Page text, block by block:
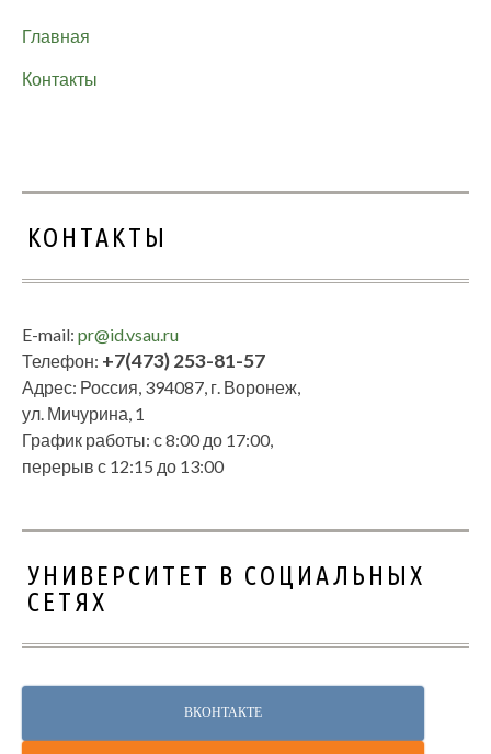
Главная
Контакты
КОНТАКТЫ
E-mail: pr@id.vsau.ru
Телефон: +7(473) 253-81-57
Адрес: Россия, 394087, г. Воронеж,
ул. Мичурина, 1
График работы: с 8:00 до 17:00,
перерыв с 12:15 до 13:00
УНИВЕРСИТЕТ В СОЦИАЛЬНЫХ
СЕТЯХ
ВКОНТАКТЕ